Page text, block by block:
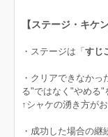
【ステージ・キケン
・ステージは「 すじ
・クリアできなか
る"ではなく"やめる"
↑シャケの湧き方が
・成功した場合の